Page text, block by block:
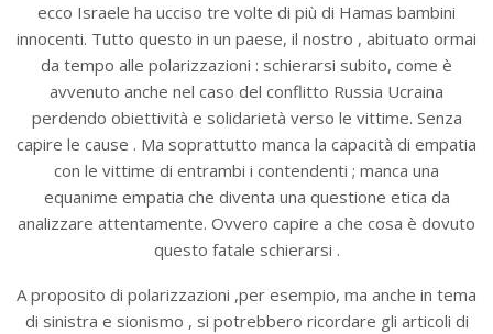
ecco Israele ha ucciso tre volte di più di Hamas bambini
innocenti. Tutto questo in un paese, il nostro , abituato ormai
da tempo alle polarizzazioni : schierarsi subito, come è
avvenuto anche nel caso del conflitto Russia Ucraina
perdendo obiettività e solidarietà verso le vittime. Senza
capire le cause . Ma soprattutto manca la capacità di empatia
con le vittime di entrambi i contendenti ; manca una
equanime empatia che diventa una questione etica da
analizzare attentamente. Ovvero capire a che cosa è dovuto
questo fatale schierarsi .
A proposito di polarizzazioni ,per esempio, ma anche in tema
di sinistra e sionismo , si potrebbero ricordare gli articoli di